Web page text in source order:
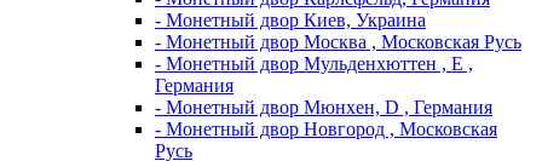
- Монетный двор Киев, Украина
- Монетный двор Москва , Московская Русь
- Монетный двор Мульденхюттен , Е ,
Германия
- Монетный двор Мюнхен, D , Германия
- Монетный двор Новгород , Московская
Русь